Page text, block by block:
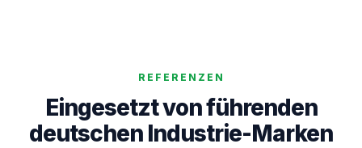
REFERENZEN
Eingesetzt von führenden
deutschen Industrie-Marken